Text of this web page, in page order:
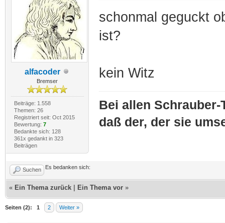
alfacoder
Bremser
Beiträge: 1.558
Themen: 26
Registriert seit: Oct 2015
Bewertung: 7
Bedankte sich: 128
361x gedankt in 323
Beiträgen
schonmal geguckt
ist?
kein Witz
Bei allen
daß der, der sie
Suchen Es bedanken sich:
« Ein Thema zurück Ein Thema vor »
Seiten (2): 1 2 Weiter »